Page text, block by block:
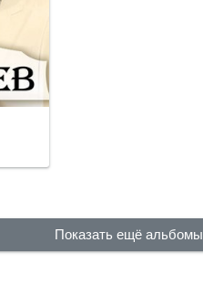
Показать ещё альбомы